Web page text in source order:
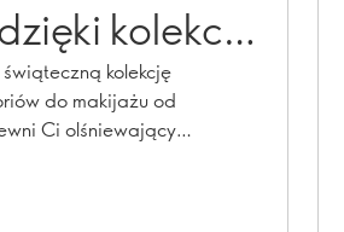
kolekcji
kolekcję
do makijażu od
Ci olśniewający
na każdą okazję!